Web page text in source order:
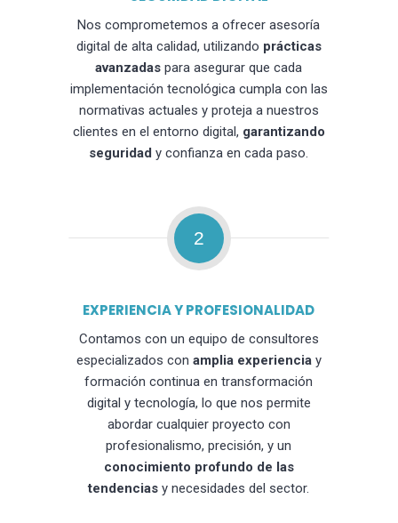
Nos comprometemos a ofrecer asesoría
digital de alta calidad, utilizando prácticas
avanzadas para asegurar que cada
implementación tecnológica cumpla con las
normativas actuales y proteja a nuestros
clientes en el entorno digital, garantizando
seguridad y confianza en cada paso.
2
EXPERIENCIA Y PROFESIONALIDAD
Contamos con un equipo de consultores
especializados con amplia experienciay
formación continua en transformación
digital y tecnología, lo que nos permite
abordar cualquier proyecto con
profesionalismo, precisión, y un
conocimiento profundo de las
tendencias y necesidades del sector.